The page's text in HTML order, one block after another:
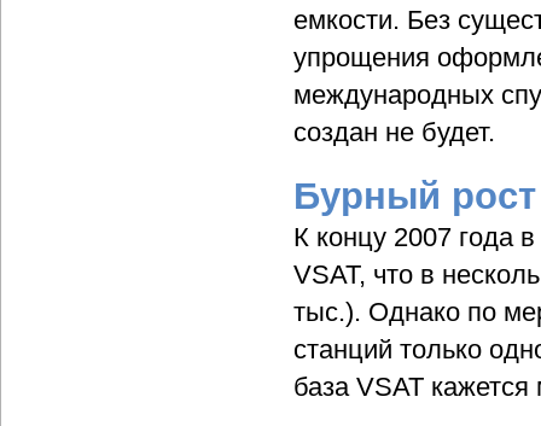
емкости. Без
упрощения
международных
создан не будет.
Бурный
К концу 2007 года
VSAT, что в
тыс.). Однако по
станций только
база VSAT кажется